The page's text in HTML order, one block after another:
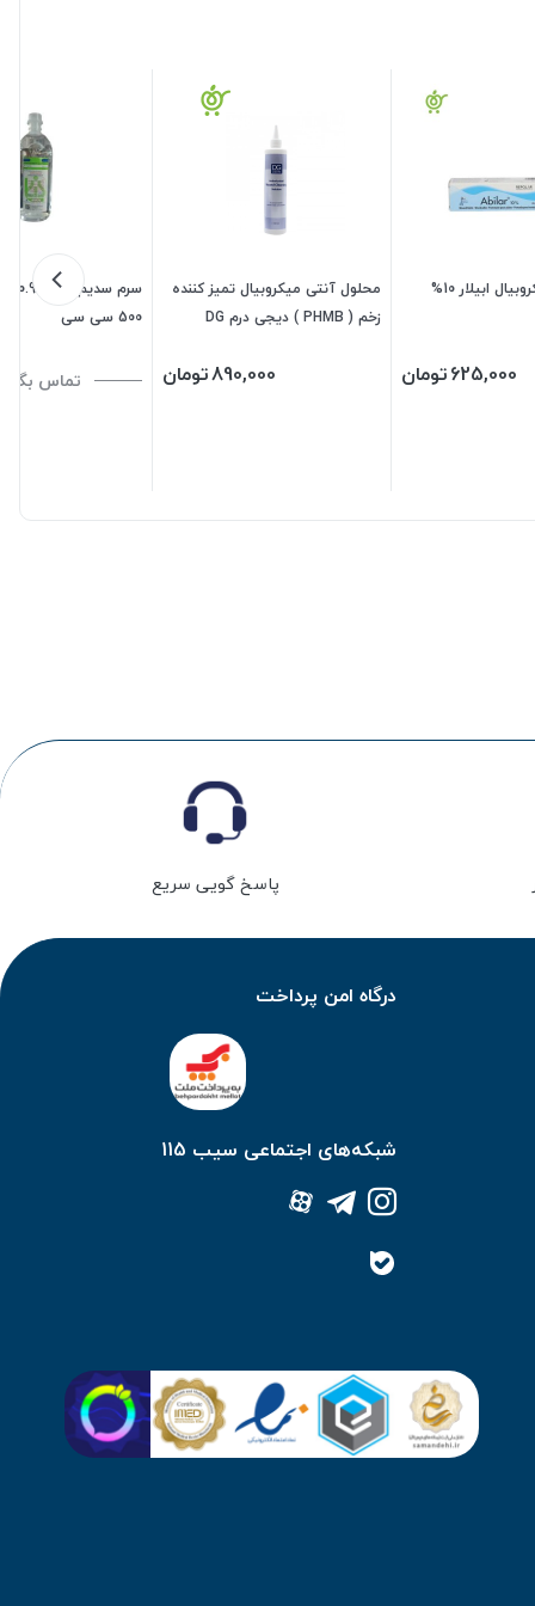
پماد آنتی میکروبیال ابیلار 10%
625,000تومان
محلول آنتی میکروبیال تمیز کننده
زخم ( PHMB ) دیجی درم DG
890,000تومان
500 سی سی
تماس
پاسخ گویی سریع
درگاه امن پرداخت
شبکه‌های اجتماعی سیب 115